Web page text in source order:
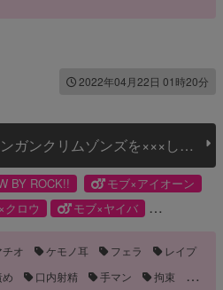
2022年04月22日 01時20分
ガンクリムゾンズを×××し続
BY ROCK!!
モブ×アイオーン
クロウ
モブ×ヤイバ
ヤイバ ロム
オ ケモノ耳 フェラ
レイプ
口内射精 手マン
拘束